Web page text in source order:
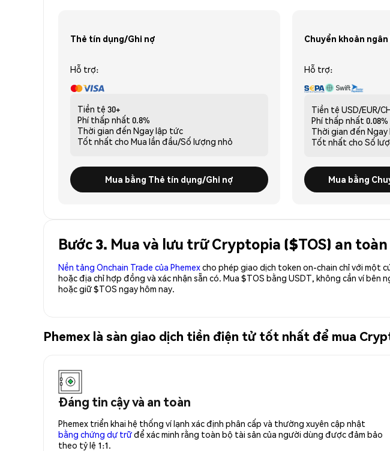
Thẻ tín dụng/Ghi nợ
Hỗ trợ:
Tiền tệ 30+
Phí thấp nhất 0.8%
Thời gian đến Ngay lập tức
Tốt nhất cho Mua lần đầu/Số lượng nhỏ
Mua bằng Thẻ tín dụng/Ghi nợ
Chuyển khoản ngân
Hỗ trợ:
Tiền tệ USD/EUR/
Phí thấp nhất 0.08%
Thời gian đến
Tốt nhất cho Số
Mua bằng
Bước 3. Mua và lưu trữ Cryptopia ($TOS) an toàn
Nền tảng Onchain Trade của Phemexcho phép giao dịch token on-chain chỉ với một
hoặc địa chỉ hợp đồng và xác nhận sẵn có. Mua $TOS bằng USDT, không cần ví
hoặc giữ $TOS ngay hôm nay.
Phemex là sàn giao dịch tiền điện tử tốt nhất để mua
Đáng tin cậy và an toàn
Phemex triển khai hệ thống ví lạnh xác định phân cấp và thường xuyên cập nhật
bằng chứng dự trữđể xác minh rằng toàn bộ tài sản của người dùng được đảm bảo
theo tỷ lệ 1:1.